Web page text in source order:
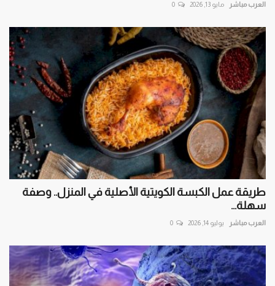
العرب مباشر مايو 13, 2026 0
طريقة عمل الكبسة الكويتية الأصلية في المنزل.. وصفة
سهلة...
العرب مباشر يوليو 14, 2026 0